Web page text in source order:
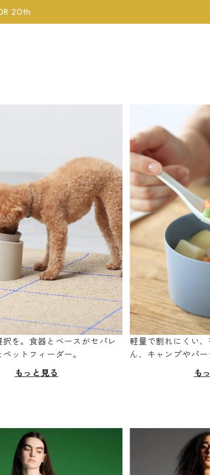
20th
を。食器とベースがセパレ
ットフィーダー。
もっと見る
軽量で割れにくい
ん、キャンプやパー
も